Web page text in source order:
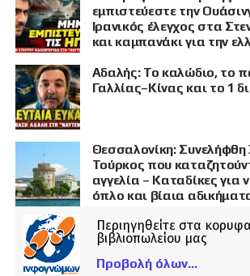
εμπιστεύεστε την
Ιρανικός έλεγχος στα
και καμπανάκι για την
Αδαλής: Το καλώδιο, το
Γαλλίας–Κίνας και το 1
Θεσσαλονίκη: Συνελήφθη
Τούρκος που
αγγελία – Καταδίκες για
όπλο και βίαια
Περιηγηθείτε στα
βιβλιοπωλείου μας
Προβολή όλων